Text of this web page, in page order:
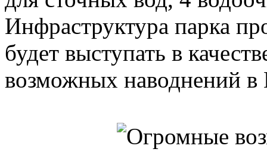
Инфраструктура парка
будет выступать в
возможных наводнений